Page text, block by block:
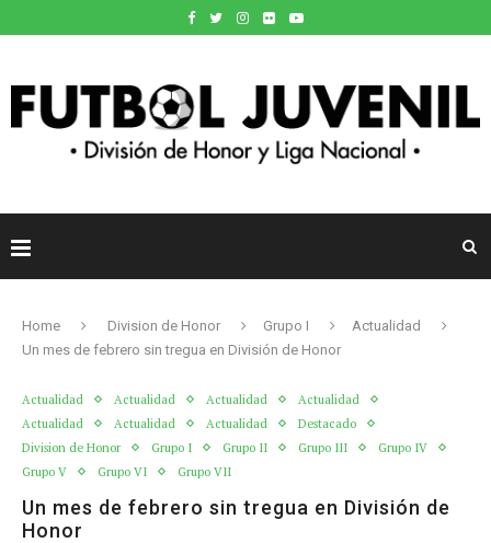
Home Division de Honor Grupo I
Actualidad
Un mes de febrero sin tregua en División de Honor
Actualidad Actualidad Actualidad
Actualidad
Actualidad
Actualidad Actualidad
Destacado
Division de Honor
Grupo I Grupo II Grupo III
Grupo IV
Grupo V
Grupo VI Grupo VII
Un mes de febrero sin tregua en División de
Honor